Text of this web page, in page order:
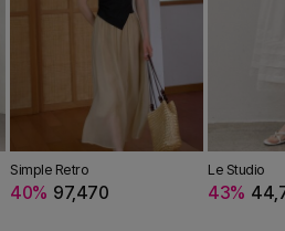
10%
403,380
IZZAT BABA
493,200
THE IZZAT
46%73,860
JJ
143,280
Simple Retro
40% 97,470
Le Studio
43%